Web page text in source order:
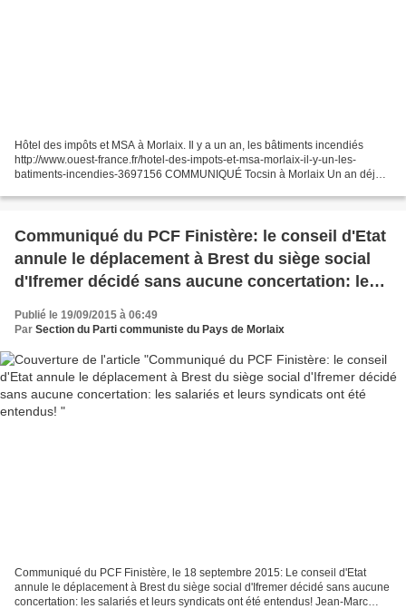
Hôtel des impôts et MSA à Morlaix. Il y a un an, les bâtiments incendiés
http://www.ouest-france.fr/hotel-des-impots-et-msa-morlaix-il-y-un-les-
batiments-incendies-3697156 COMMUNIQUÉ Tocsin à Morlaix Un an déjà !
Communiqué du PCF Finistère: le conseil d'Etat
annule le déplacement à Brest du siège social
d'Ifremer décidé sans aucune concertation: les
salariés et leurs syndicats ont été entendus!
Publié le 19/09/2015 à 06:49
Par Section du Parti communiste du Pays de Morlaix
Communiqué du PCF Finistère, le 18 septembre 2015: Le conseil d'Etat
annule le déplacement à Brest du siège social d'Ifremer décidé sans aucune
concertation: les salariés et leurs syndicats ont été entendus! Jean-Marc